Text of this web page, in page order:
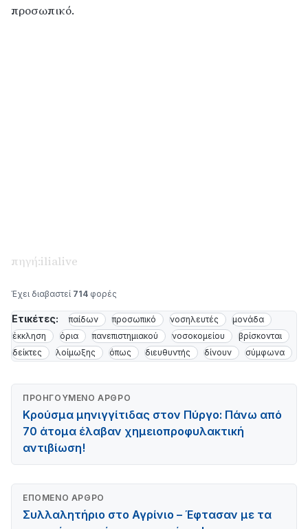
προσωπικό.
πηγή:ilialive
Έχει διαβαστεί 714 φορές
Ετικέτες: παίδων προσωπικό νοσηλευτές
μονάδα
έκκληση
όρια πανεπιστημιακού νοσοκομείου
βρίσκονται
δείκτες
λοίμωξης όπως διευθυντής δίνουν σύμφωνα
ΠΡΟΗΓΟΎΜΕΝΟ ΆΡΘΡΟ
Κρούσμα μηνιγγίτιδας στον Πύργο: Πάνω από
70 άτομα έλαβαν χημειοπροφυλακτική
αντιβίωση!
ΕΠΌΜΕΝΟ ΆΡΘΡΟ
Συλλαλητήριο στο Αγρίνιο – Έφτασαν με τα